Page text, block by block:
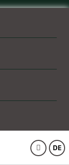
DE